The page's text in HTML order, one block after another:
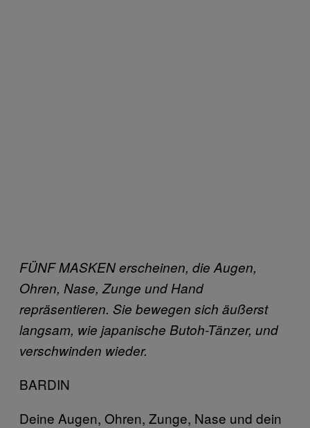
FÜNF MASKEN erscheinen, die Augen,
Ohren, Nase, Zunge und Hand
repräsentieren. Sie bewegen sich äußerst
langsam, wie japanische Butoh-Tänzer, und
verschwinden wieder.
BARDIN
Deine Augen, Ohren, Zunge, Nase und dein